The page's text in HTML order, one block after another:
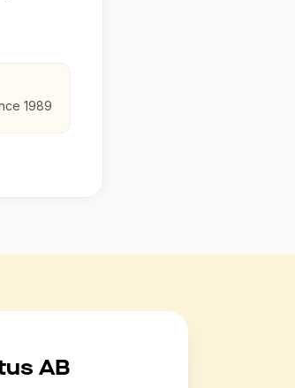
1989
AB